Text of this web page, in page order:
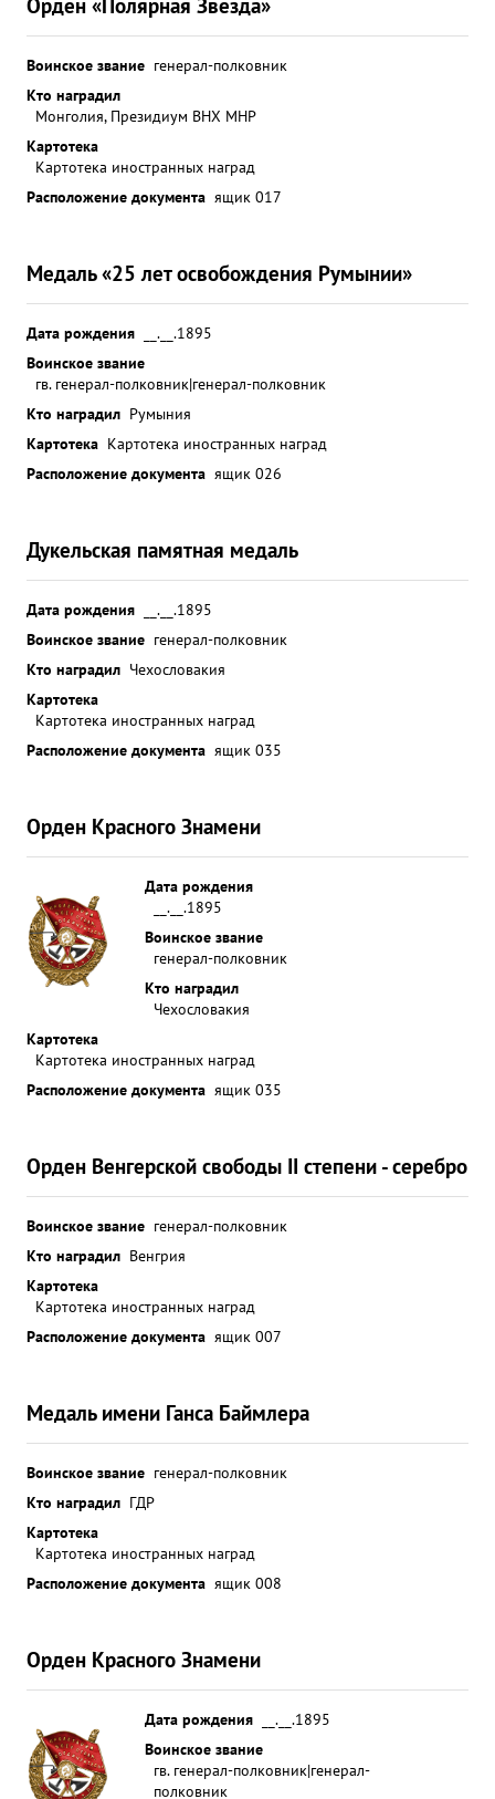
Воинское звание генерал-полковник
Кто наградил
Монголия, Президиум ВНХ МНР
Картотека
Картотека иностранных наград
Расположение документа ящик 017
Медаль «25 лет освобождения Румынии»
Дата рождения
__.__.1895
Воинское звание
гв. генерал-полковник|генерал-полковник
Кто наградил Румыния
Картотека Картотека иностранных наград
Расположение документа ящик 026
Дукельская памятная медаль
Дата рождения
__.__.1895
Воинское звание генерал-полковник
Кто наградил Чехословакия
Картотека
Картотека иностранных наград
Расположение документа ящик 035
Орден Красного Знамени
Дата рождения
__.__.1895
Воинское звание
генерал-полковник
Кто наградил
Чехословакия
Картотека
Картотека иностранных наград
Расположение документа ящик 035
Орден Венгерской свободы II степени - серебро
Воинское звание генерал-полковник
Кто наградил Венгрия
Картотека
Картотека иностранных наград
Расположение документа ящик 007
Медаль имени Ганса Баймлера
Воинское звание генерал-полковник
Кто наградил ГДР
Картотека
Картотека иностранных наград
Расположение документа ящик 008
Орден Красного Знамени
Дата рождения
__.__.1895
Воинское звание
гв. генерал-полковник|генерал-
полковник